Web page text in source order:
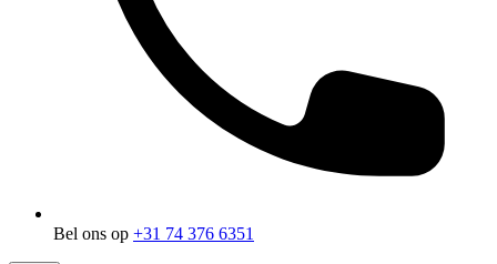
Bel ons op +31 74 376 6351